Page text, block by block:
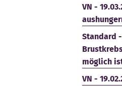
VN -
Standard
möglich
VN -